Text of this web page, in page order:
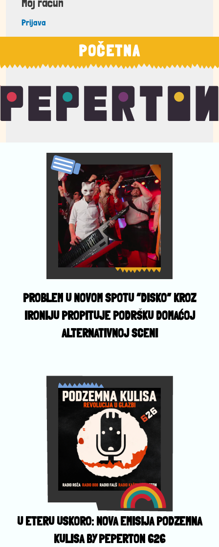
Prijava
POČETNA
PROBLEM U NOVOM SPOTU “DISKO” KROZ
IRONIJU PROPITUJE PODRŠKU DOMAĆOJ
ALTERNATIVNOJ SCENI
U ETERU USKORO: NOVA EMISIJA PODZEMNA
KULISA BY PEPERTON 626